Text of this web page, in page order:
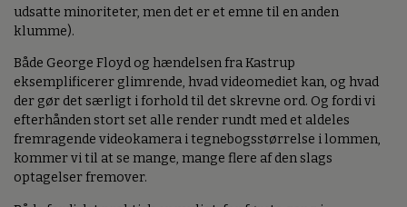
udsatte minoriteter, men det er et emne til en anden
klumme).
Både George Floyd og hændelsen fra Kastrup
eksemplificerer glimrende, hvad videomediet kan, og hvad
der gør det særligt i forhold til det skrevne ord. Og fordi vi
efterhånden stort set alle render rundt med et aldeles
fremragende videokamera i tegnebogsstørrelse i lommen,
kommer vi til at se mange, mange flere af den slags
optagelser fremover.